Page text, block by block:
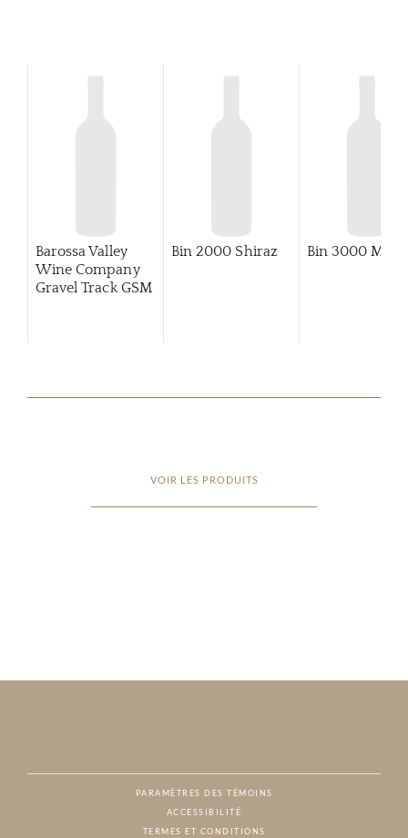
Barossa Valley
Wine Company
Gravel Track GSM
Bin 2000 Shiraz Bin 3000
VOIR LES PRODUITS
PARAMÈTRES DES TÉMOINS
ACCESSIBILITÉ
TERMES ET CONDITIONS